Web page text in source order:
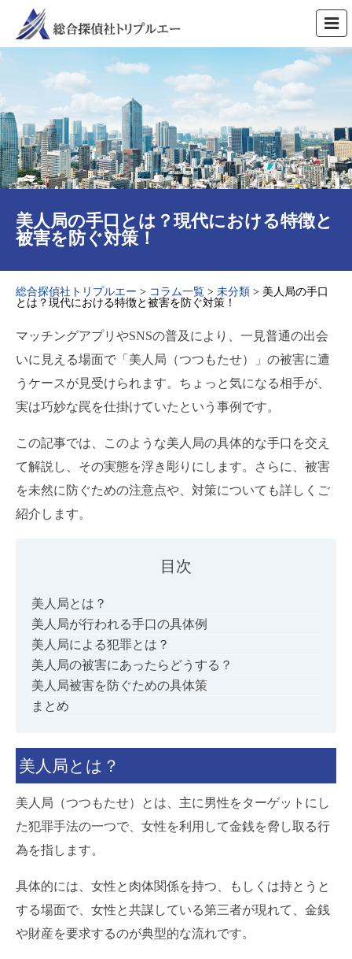
美人局の手口とは？現代における特徴と
被害を防ぐ対策！
総合探偵社トリプルエー > コラム一覧 > 未分類 > 美人局の手口
とは？現代における特徴と被害を防ぐ対策！
マッチングアプリやSNSの普及により、一見普通の出会
いに見える場面で「美人局（つつもたせ）」の被害に遭
うケースが見受けられます。ちょっと気になる相手が、
実は巧妙な罠を仕掛けていたという事例です。
この記事では、このような美人局の具体的な手口を交え
て解説し、その実態を浮き彫りにします。さらに、被害
を未然に防ぐための注意点や、対策についても詳しくご
紹介します。
目次
美人局とは？
美人局が行われる手口の具体例
美人局による犯罪とは？
美人局の被害にあったらどうする？
美人局被害を防ぐための具体策
まとめ
美人局とは？
美人局（つつもたせ）とは、主に男性をターゲットにし
た犯罪手法の一つで、女性を利用して金銭を脅し取る行
為を指します。
具体的には、女性と肉体関係を持つ、もしくは持とうと
する場面で、女性と共謀している第三者が現れて、金銭
や財産を要求するのが典型的な流れです。